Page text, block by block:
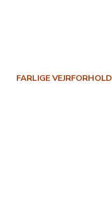
FARLIGE VEJRFORHOLD